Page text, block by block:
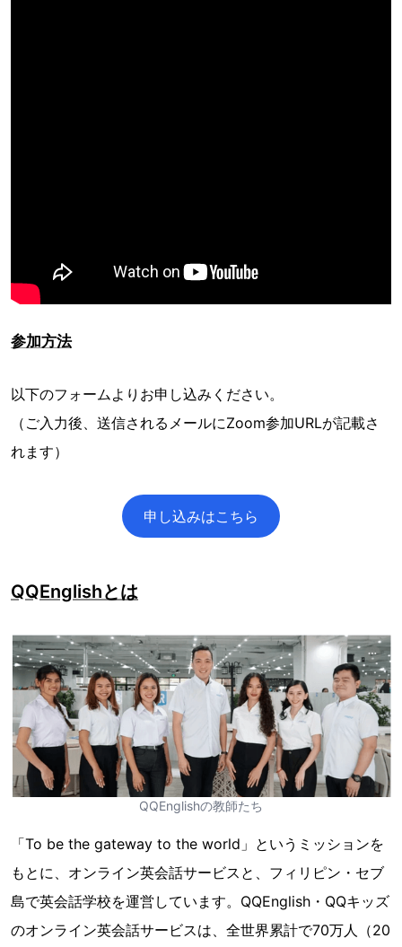
参加方法
以下のフォームよりお申し込みください。
（ご入力後、送信されるメールにZoom参加URLが記載さ
れます）
申し込みはこちら
QQEnglishとは
QQEnglishの教師たち
「To be the gateway to the world」というミッションを
もとに、オンライン英会話サービスと、フィリピン・セブ
島で英会話学校を運営しています。QQEnglish・QQキッズ
のオンライン英会話サービスは、全世界累計で70万人（20